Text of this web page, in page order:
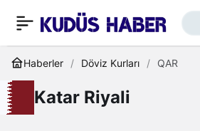
Haberler Döviz Kurları QAR
Katar Riyali